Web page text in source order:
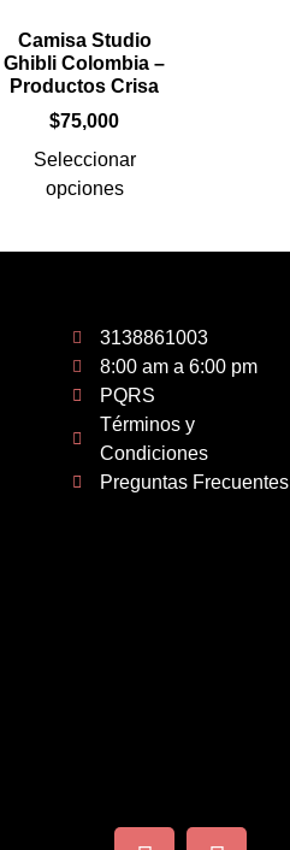
Camisa Studio
Ghibli Colombia –
Productos Crisa
$75,000
Seleccionar
opciones
3138861003
8:00 am a 6:00 pm
PQRS
Términos y
Condiciones
Preguntas Frecuentes